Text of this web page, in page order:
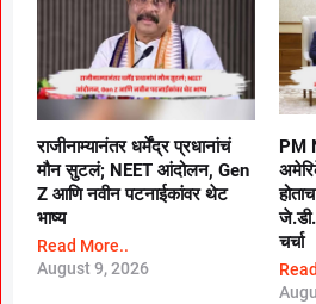
राजीनाम्यानंतर धर्मेंद्र प्रधानांचं
मौन सुटलं; NEET आंदोलन, Gen
Z आणि नवीन पटनाईकांवर थेट
भाष्य
Read More..
August 9, 2026
PM
चर्चा